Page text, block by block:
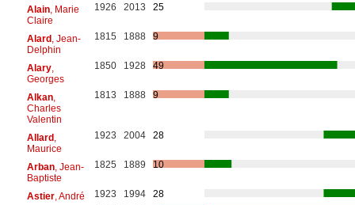
Alain, Marie
Claire
1926 2013 25
Alard, Jean-
Delphin
1815 1888 9
Alary,
Georges
1850 1928 49
Alkan,
Charles
Valentin
1813 1888 9
Allard,
Maurice
1923 2004 28
Arban, Jean-
Baptiste
1825 1889 10
Astier, André 1923 1994
28